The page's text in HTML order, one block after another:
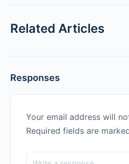
Related Articles
Responses
Your email address will
Required fields are